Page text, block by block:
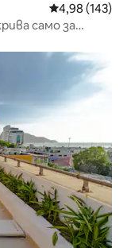
Средна
4,98 (143)
само за